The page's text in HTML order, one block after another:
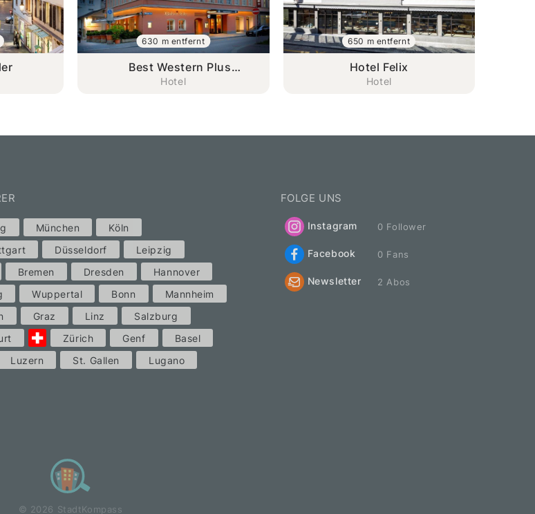
Best Western Plus
Zürcherhof
Hotel
630 m entfernt
Hotel Felix
Hotel
650 m entfernt
München
Köln
Düsseldorf
Leipzig
Bremen Dresden
Hannover
Wuppertal Bonn
Mannheim
Graz Linz
Salzburg
Zürich Genf
Basel
Luzern St. Gallen Lugano
FOLGE UNS
Instagram 0 Follower
Facebook 0 Fans
Newsletter 2 Abos
© 2026 StadtKompass